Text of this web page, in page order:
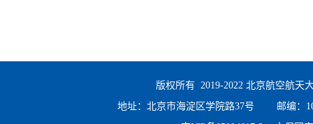
版权所有 2019-2022 北京航空航天
地址：北京市海淀区学院路37号 邮编：